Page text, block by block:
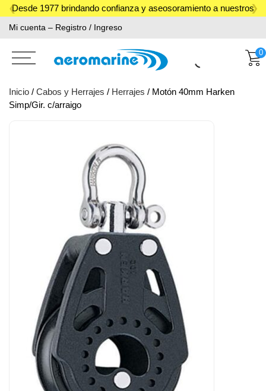
SkipDesde 1977 brindando confianza y aseosoramiento a nuestros
clientes.
Mi cuenta – Registro / Ingreso
0
Inicio / Cabos y Herrajes / Herrajes / Motón 40mm Harken
Simp/Gir. c/arraigo